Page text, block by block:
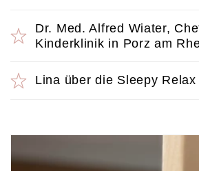
a
p
r
e
Dr. Med. Alfred Wiater,
Kinderklinik in Porz am
Lina über die Sleepy Relax